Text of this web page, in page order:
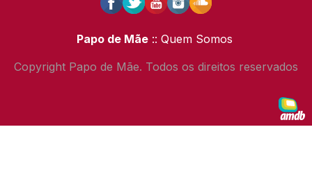
Papo de Mãe :: Quem Somos
Copyright Papo de Mãe. Todos os direitos reservados